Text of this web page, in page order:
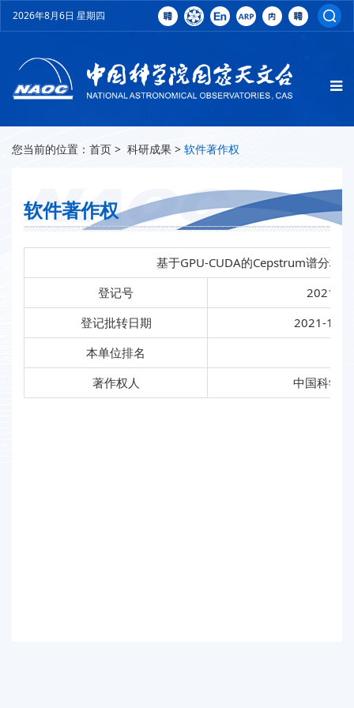
2026年8月6日 星期四
您当前的位置： 首页 > 科研成果 > 软件著作权
软件著作权
基于GPU-CUDA的Cepstrum谱分析
登记号
登记批转日期
2021-10-
本单位排名
著作权人
中国科学